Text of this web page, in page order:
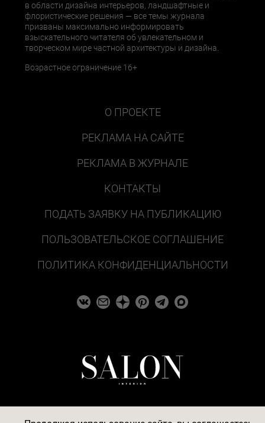
в области дизайна интерьеров, ландшафтные и
флористические решения — все темы журнала
призваны максимально информировать
взыскательного читателя об увлекательном и
творческом мире частной архитектуры и дизайна.
Возрастное ограничение 16+
О ПРОЕКТЕ
РЕКЛАМА НА САЙТЕ
РЕКЛАМА В ЖУРНАЛЕ
КОНТАКТЫ
ПОДАТЬ ЗАЯВКУ НА ПУБЛИКАЦИЮ
ПОЛЬЗОВАТЕЛЬСКОЕ СОГЛАШЕНИЕ
ПОЛИТИКА КОНФИДЕНЦИАЛЬНОСТИ